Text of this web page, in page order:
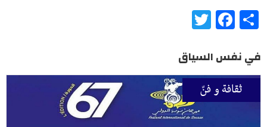
Share
Facebook
في نفس السياق
ثقافة و فنّ